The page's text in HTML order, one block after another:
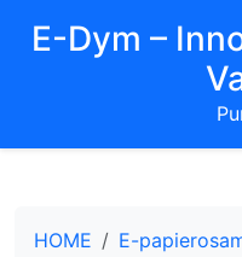
E-Dym –
HOME
E-